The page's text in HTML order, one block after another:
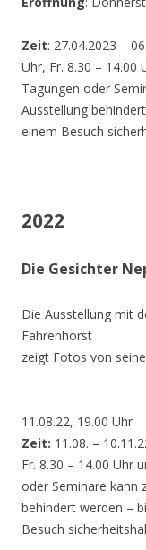
Zeit: 27.04.2023 –
Uhr, Fr. 8.30 – 14.00
Tagungen oder
Ausstellung
einem Besuch
2022
Die Gesichter
Die Ausstellung mit
Fahrenhorst
zeigt Fotos von
11.08.22, 19.00 Uhr
Zeit: 11.08. –
Fr. 8.30 – 14.00 Uhr
oder Seminare kann
behindert werden –
Besuch